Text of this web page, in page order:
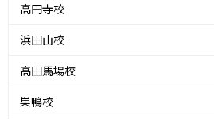
高円寺校
浜田山校
高田馬場校
巣鴨校